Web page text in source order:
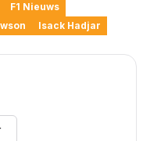
F1 Nieuws
Isack Hadjar